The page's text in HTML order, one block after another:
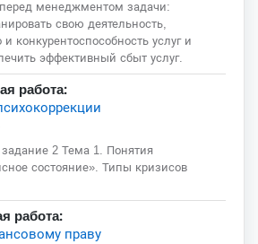
менеджментом задачи:
свою деятельность,
и конкурентоспособность услуг и
эффективный сбыт услуг.
работа:
2 Тема 1. Понятия
состояние». Типы кризисов
работа:
праву